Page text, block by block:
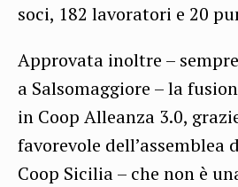
soci, 182 lavoratori e 20
Approvata inoltre –
a Salsomaggiore – la
in Coop Alleanza 3.0,
favorevole dell’assemblea
Coop Sicilia – che non è